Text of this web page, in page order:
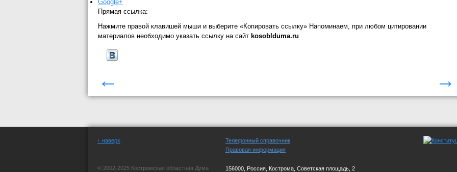
Google+
Прямая ссылка:
Нажмите правой клавишей мыши и выберите «Копировать ссылку» Напоминаем, при любом цитировании
материалов необходимо указать ссылку на сайт kosoblduma.ru
← →
↑ наверх
© 2002-2025 Костромская областная Дума
Телефонный справочник
Правовая информация
156000, Россия, Кострома, Советская площадь, 2